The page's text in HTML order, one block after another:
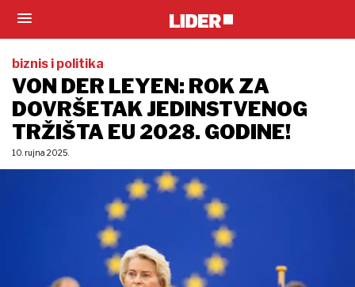
biznis i politika
VON DER LEYEN: ROK ZA
DOVRŠETAK JEDINSTVENOG
TRŽIŠTA EU 2028. GODINE!
10. rujna 2025.